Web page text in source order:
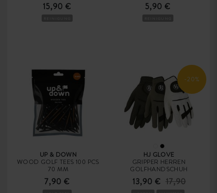
15,90 € 5,90 €
UP & DOWN
WOOD GOLF TEES 100 PCS
70 MM
7,90 €
-20%
HJ GLOVE
GRIPPER HERREN
GOLFHANDSCHUH
13,90 € 17,90